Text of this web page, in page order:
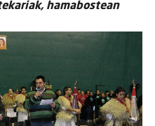
hamabostean